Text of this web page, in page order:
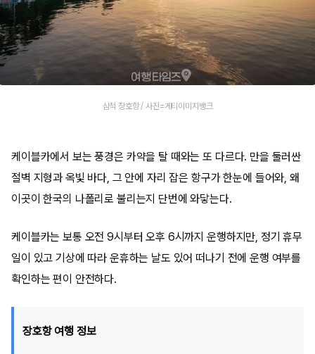
삼척 장호항 / 사진=게티이미지뱅크
케이블카에서 보는 풍경은 카약을 탈 때와는 또 다르다. 만을 둘러싼
절벽 지형과 옥빛 바다, 그 안에 자리 잡은 항구가 한눈에 들어와, 왜
이곳이 한국의 나폴리로 불리는지 단번에 와닿는다.
케이블카는 보통 오전 9시부터 오후 6시까지 운행하지만, 정기 휴무
일이 있고 기상에 따라 운휴하는 날도 있어 떠나기 전에 운행 여부를
확인하는 편이 안전하다.
장호항 여행 정보